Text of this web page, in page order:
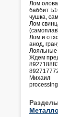
Лом
баббит
чушка,
Лом
Лом и
анод,
Лояльные
Ждем
Михаил